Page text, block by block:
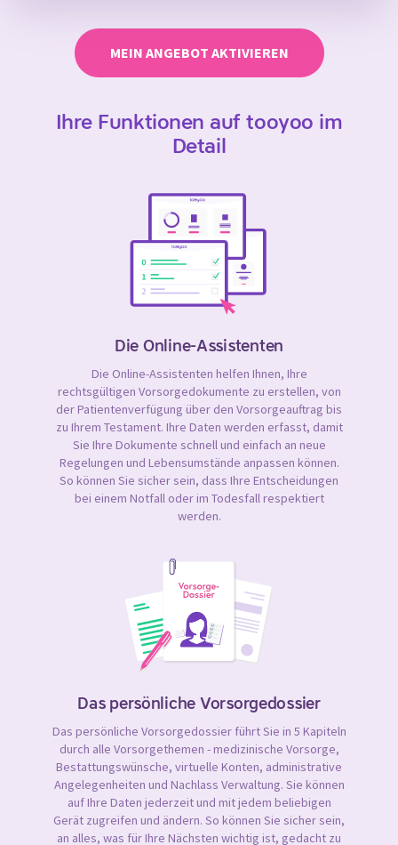
MEIN ANGEBOT AKTIVIEREN
Ihre Funktionen auf tooyoo im
Detail
Die Online-Assistenten
Die Online-Assistenten helfen Ihnen, Ihre
rechtsgültigen Vorsorgedokumente zu erstellen, von
der Patientenverfügung über den Vorsorgeauftrag bis
zu Ihrem Testament. Ihre Daten werden erfasst, damit
Sie Ihre Dokumente schnell und einfach an neue
Regelungen und Lebensumstände anpassen können.
So können Sie sicher sein, dass Ihre Entscheidungen
bei einem Notfall oder im Todesfall respektiert
werden.
Das persönliche Vorsorgedossier
Das persönliche Vorsorgedossier führt Sie in 5 Kapiteln
durch alle Vorsorgethemen - medizinische Vorsorge,
Bestattungswünsche, virtuelle Konten, administrative
Angelegenheiten und Nachlass Verwaltung. Sie können
auf Ihre Daten jederzeit und mit jedem beliebigen
Gerät zugreifen und ändern. So können Sie sicher sein,
an alles, was für Ihre Nächsten wichtig ist, gedacht zu